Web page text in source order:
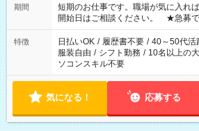
あれば調整できます！ ※シフト制。
なります。★家庭の都合でお休みが必
談ください。
期間
短期のお仕事です。職場が気に入
開始日はご相談ください。 ★急募で
特徴 日払いOK / 履歴書不要 / 40～50代活
服装自由 / シフト勤務 / 10名以上の
ソコンスキル不要
気になる！ 応募する